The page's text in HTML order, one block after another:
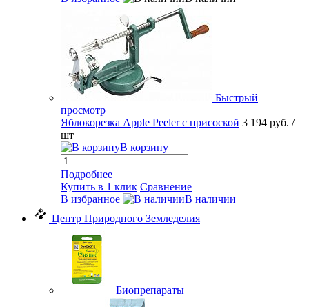
Быстрый
просмотр
Яблокорезка Apple Peeler с присоской 3 194 руб. /
шт
В корзину
Подробнее
Купить в 1 клик Сравнение
В избранное
В наличии
Центр Природного Земледелия
Биопрепараты